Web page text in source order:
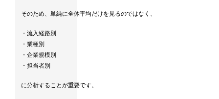
そのため、単純に全体平均だけを見るのではなく、
・流入経路別
・業種別
・企業規模別
・担当者別
に分析することが重要です。